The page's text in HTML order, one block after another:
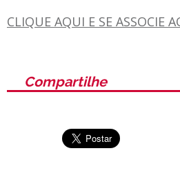
CLIQUE AQUI E SE ASSOCIE
Compartilhe